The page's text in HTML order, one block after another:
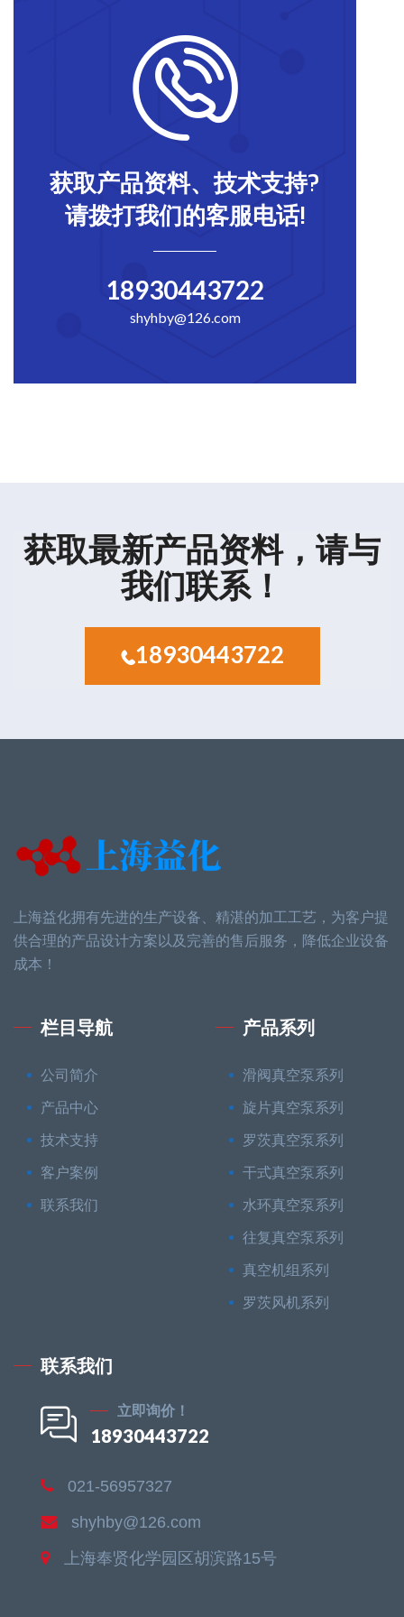
获取产品资料、技术支持?
请拨打我们的客服电话!
18930443722
shyhby@126.com
获取最新产品资料，请与
我们联系！
18930443722
上海益化拥有先进的生产设备、精湛的加工工艺，为客户提
供合理的产品设计方案以及完善的售后服务，降低企业设备
成本！
栏目导航
公司简介
产品中心
技术支持
客户案例
联系我们
产品系列
滑阀真空泵系列
旋片真空泵系列
罗茨真空泵系列
干式真空泵系列
水环真空泵系列
往复真空泵系列
真空机组系列
罗茨风机系列
联系我们
立即询价！
18930443722
021-56957327
shyhby@126.com
上海奉贤化学园区胡滨路15号